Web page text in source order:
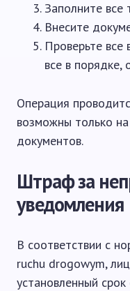
Заполните все
Внесите
Проверьте все
все в порядке,
Операция
возможны только
документов.
Штраф за
уведомления
В соответствии с
ruchu drogowym,
установленный